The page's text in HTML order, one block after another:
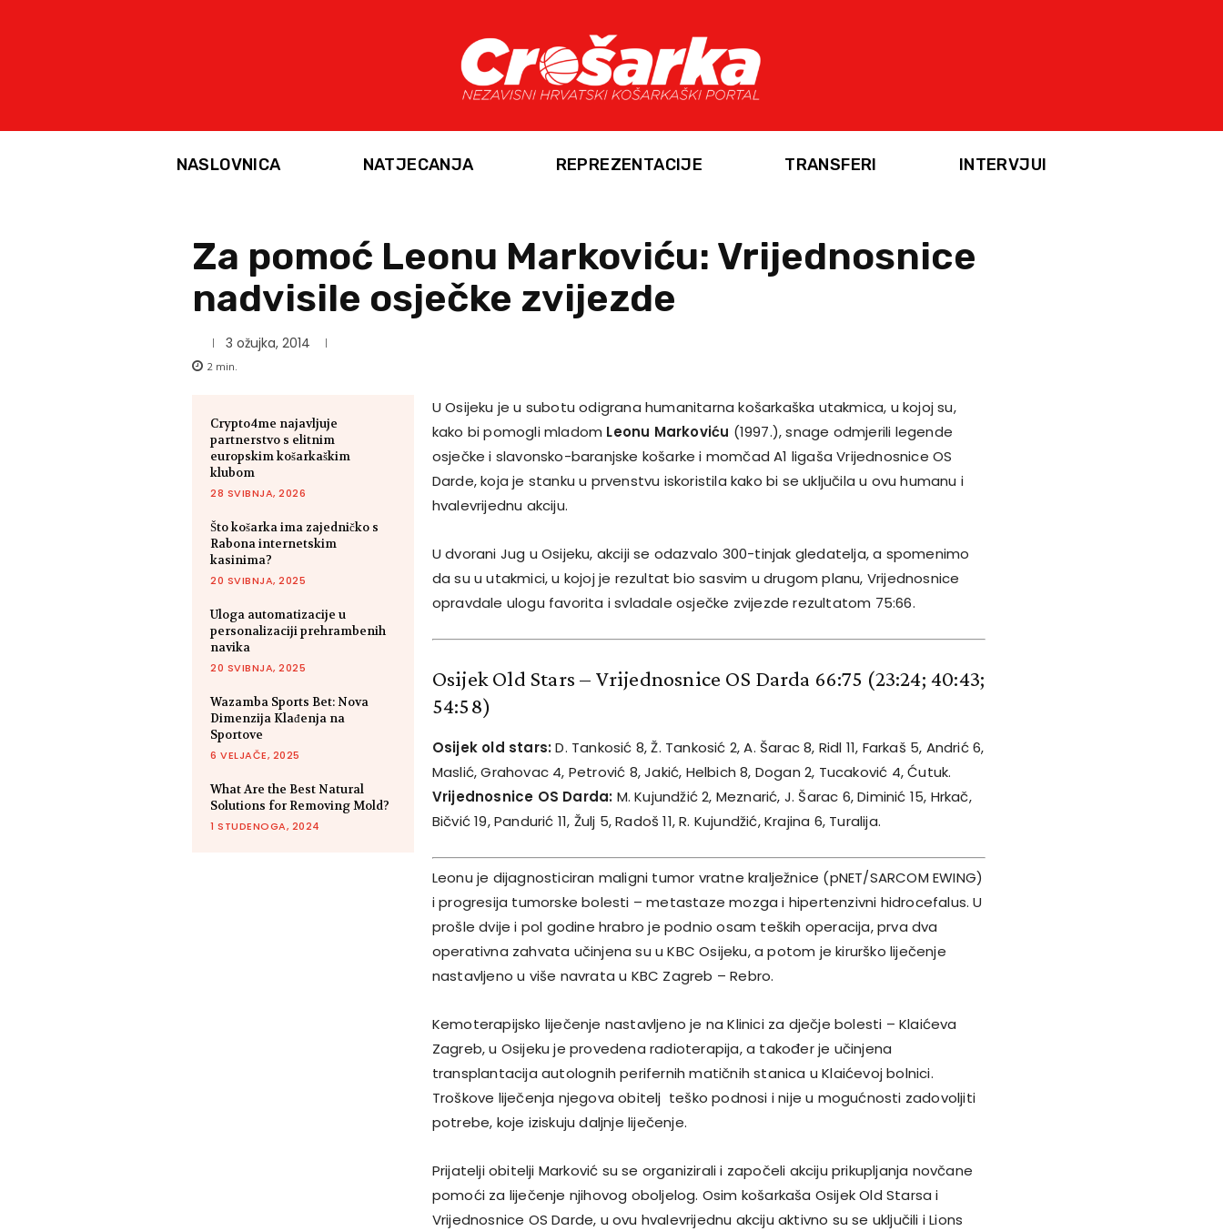
NASLOVNICA NATJECANJA REPREZENTACIJE TRANSFERI INTERVJUI
Za pomoć Leonu Markoviću: Vrijednosnice
nadvisile osječke zvijezde
3 ožujka, 2014
2 min.
Crypto4me najavljuje
partnerstvo s elitnim
europskim košarkaškim
klubom
28 SVIBNJA, 2026
Što košarka ima zajedničko s
Rabona internetskim
kasinima?
20 SVIBNJA, 2025
Uloga automatizacije u
personalizaciji prehrambenih
navika
20 SVIBNJA, 2025
Wazamba Sports Bet: Nova
Dimenzija Klađenja na
Sportove
6 VELJAČE, 2025
What Are the Best Natural
Solutions for Removing Mold?
1 STUDENOGA, 2024
U Osijeku je u subotu odigrana humanitarna košarkaška utakmica, u kojoj su,
kako bi pomogli mladom Leonu Markoviću (1997.), snage odmjerili legende
osječke i slavonsko-baranjske košarke i momčad A1 ligaša Vrijednosnice OS
Darde, koja je stanku u prvenstvu iskoristila kako bi se uključila u ovu humanu i
hvalevrijednu akciju.
U dvorani Jug u Osijeku, akciji se odazvalo 300-tinjak gledatelja, a spomenimo
da su u utakmici, u kojoj je rezultat bio sasvim u drugom planu, Vrijednosnice
opravdale ulogu favorita i svladale osječke zvijezde rezultatom 75:66.
Osijek Old Stars – Vrijednosnice OS Darda 66:75 (23:24; 40:43;
54:58)
Osijek old stars:D. Tankosić 8, Ž. Tankosić 2, A. Šarac 8, Ridl 11, Farkaš 5, Andrić 6,
Maslić, Grahovac 4, Petrović 8, Jakić, Helbich 8, Dogan 2, Tucaković 4, Ćutuk.
Vrijednosnice OS Darda: M. Kujundžić 2, Meznarić, J. Šarac 6, Diminić 15, Hrkač,
Bičvić 19, Pandurić 11, Žulj 5, Radoš 11, R. Kujundžić, Krajina 6, Turalija.
Leonu je dijagnosticiran maligni tumor vratne kralježnice (pNET/SARCOM EWING)
i progresija tumorske bolesti – metastaze mozga i hipertenzivni hidrocefalus. U
prošle dvije i pol godine hrabro je podnio osam teških operacija, prva dva
operativna zahvata učinjena su u KBC Osijeku, a potom je kirurško liječenje
nastavljeno u više navrata u KBC Zagreb – Rebro.
Kemoterapijsko liječenje nastavljeno je na Klinici za dječje bolesti – Klaićeva
Zagreb, u Osijeku je provedena radioterapija, a također je učinjena
transplantacija autolognih perifernih matičnih stanica u Klaićevoj bolnici.
Troškove liječenja njegova obitelj teško podnosi i nije u mogućnosti zadovoljiti
potrebe, koje iziskuju daljnje liječenje.
Prijatelji obitelji Marković su se organizirali i započeli akciju prikupljanja novčane
pomoći za liječenje njihovog oboljelog. Osim košarkaša Osijek Old Starsa i
Vrijednosnice OS Darde, u ovu hvalevrijednu akciju aktivno su se uključili i Lions